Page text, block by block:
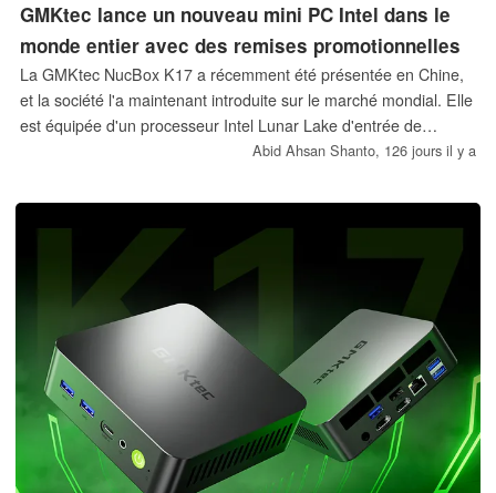
GMKtec lance un nouveau mini PC Intel dans le
monde entier avec des remises promotionnelles
La GMKtec NucBox K17 a récemment été présentée en Chine,
et la société l'a maintenant introduite sur le marché mondial. Elle
est équipée d'un processeur Intel Lunar Lake d'entrée de
gamme et son prix de départ est de 559,99 $.
Abid Ahsan Shanto, 126 jours il y a